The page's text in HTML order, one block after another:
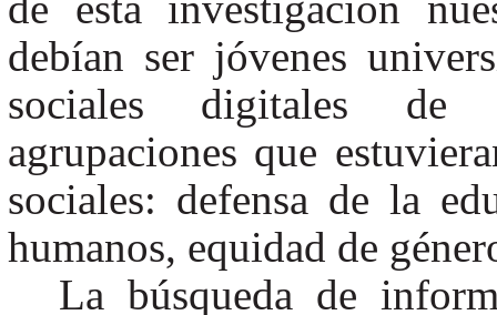
debían ser jóvenes
sociales digitales de
agrupaciones que
sociales: defensa de la
humanos, equidad de
La búsqueda de